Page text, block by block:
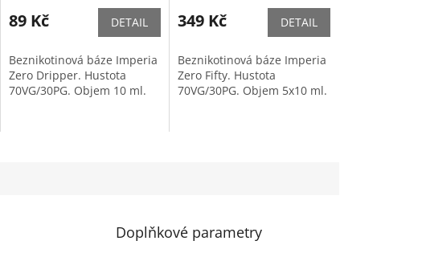
89 Kč DETAIL
Beznikotinová báze Imperia
Zero Dripper. Hustota
70VG/30PG. Objem 10 ml.
349 Kč DETAIL
Beznikotinová báze Imperia
Zero Fifty. Hustota
70VG/30PG. Objem 5x10 ml.
Doplňkové parametry